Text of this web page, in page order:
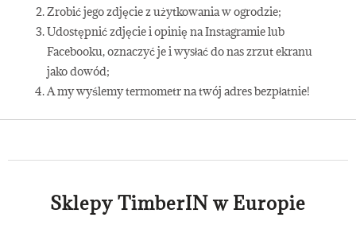
Zrobić jego zdjęcie z użytkowania w ogrodzie;
Udostępnić zdjęcie i opinię na Instagramie lub
Facebooku, oznaczyć je i wysłać do nas zrzut ekranu
jako dowód;
A my wyślemy termometr na twój adres bezpłatnie!
Sklepy TimberIN w Europie